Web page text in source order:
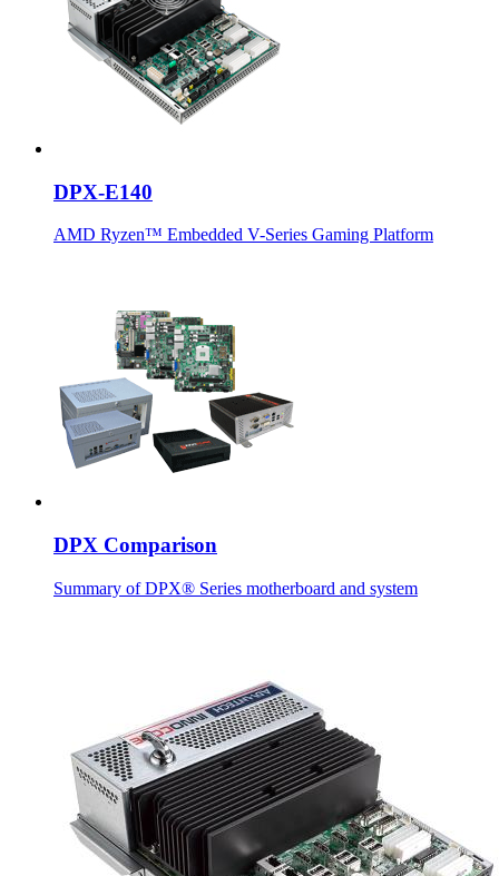
DPX-E140
AMD Ryzen™ Embedded V-Series Gaming Platform
DPX Comparison
Summary of DPX® Series motherboard and system